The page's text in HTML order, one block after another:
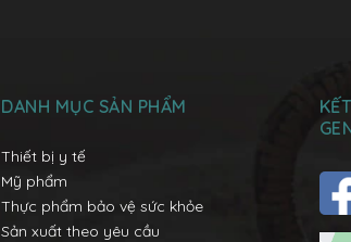
DANH MỤC SẢN PHẨM
Thiết bị y tế
Mỹ phẩm
Thực phẩm bảo vệ sức khỏe
Sản xuất theo yêu cầu